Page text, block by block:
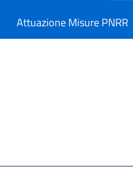
Attuazione Misure PNRR